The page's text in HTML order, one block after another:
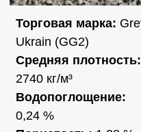
Торговая марка:
Ukrain (GG2)
Средняя плотность:
2740 кг/м³
Водопоглощение:
0,24 %